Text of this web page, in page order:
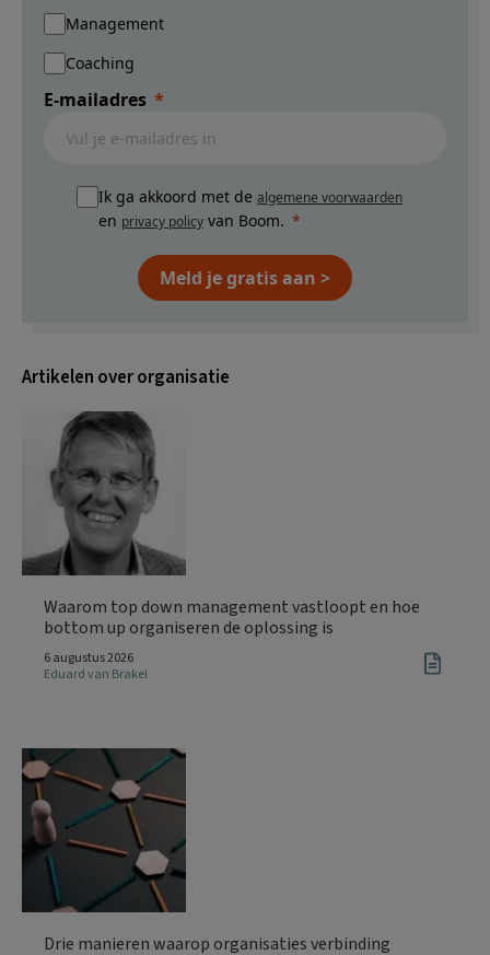
Management
Coaching
E-mailadres
Ik ga akkoord met de algemene voorwaarden
en privacy policy van Boom.
Meld je gratis aan >
Artikelen over organisatie
Waarom top down management vastloopt en hoe
bottom up organiseren de oplossing is
6 augustus 2026
Eduard van Brakel
Drie manieren waarop organisaties verbinding